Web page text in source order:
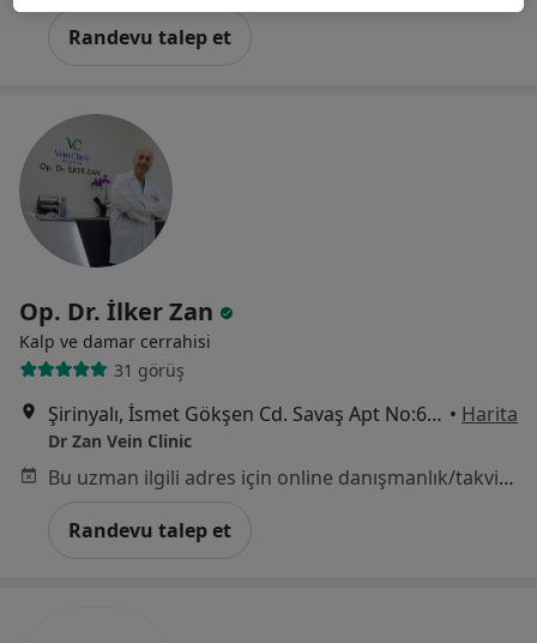
Randevu talep et
Op. Dr. İlker Zan
Kalp ve damar cerrahisi
31 görüş
Şirinyalı, İsmet Gökşen Cd. Savaş Apt No:65/4, Antalya • Harita
Dr Zan Vein Clinic
Bu uzman ilgili adres için online danışmanlık/takvim sunmuyor.
Randevu talep et